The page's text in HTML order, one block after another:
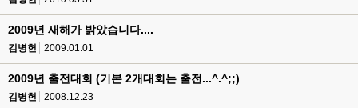
2009년 새해가 밝았습니다....
김병헌 2009.01.01
2009년 출전대회 (기본 2개대회는 출전...^.^;;)
김병헌 2008.12.23